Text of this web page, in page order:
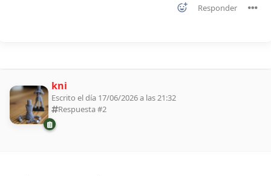
Responder
kni
Escrito el día 17/06/2026 a las 21:32
Respuesta #2